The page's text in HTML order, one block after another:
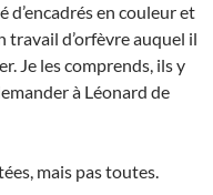
d’encadrés en couleur et
travail d’orfèvre auquel il
Je les comprends, ils y
à Léonard de
mais pas toutes.